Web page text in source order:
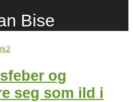
Bise
og
seg som ild i